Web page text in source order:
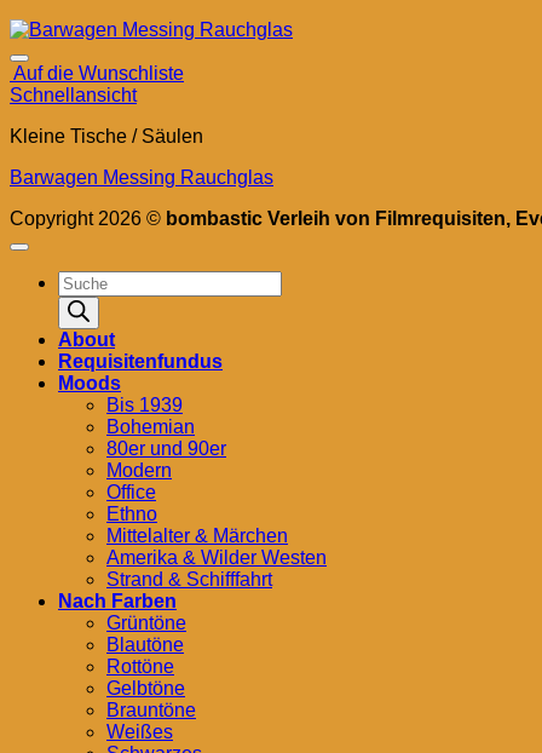
Auf die Wunschliste
Schnellansicht
Kleine Tische / Säulen
Barwagen Messing Rauchglas
Copyright 2026 © bombastic Verleih von Filmrequisiten,
Products
search
About
Requisitenfundus
Moods
Bis 1939
Bohemian
80er und 90er
Modern
Office
Ethno
Mittelalter & Märchen
Amerika & Wilder Westen
Strand & Schifffahrt
Nach Farben
Grüntöne
Blautöne
Rottöne
Gelbtöne
Brauntöne
Weißes